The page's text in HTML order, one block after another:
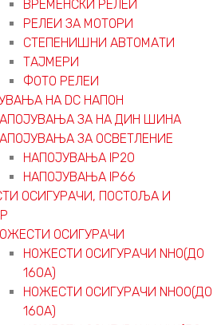
ВРЕМЕНСКИ РЕЛЕИ
РЕЛЕИ ЗА МОТОРИ
СТЕПЕНИШНИ АВТОМАТИ
ТАЈМЕРИ
ФОТО РЕЛЕИ
НА DC НАПОН
ЗА НА ДИН ШИНА
ЗА ОСВЕТЛЕНИЕ
НАПОЈУВАЊА IP20
НАПОЈУВАЊА IP66
ОСИГУРАЧИ, ПОСТОЉА И
ОСИГУРАЧИ
НОЖЕСТИ ОСИГУРАЧИ NH0(ДО
160А)
НОЖЕСТИ ОСИГУРАЧИ NH00(ДО
160А)